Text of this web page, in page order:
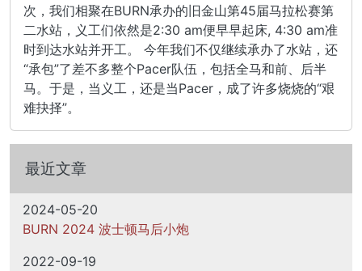
次，我们相聚在BURN承办的旧金山第45届马拉松赛第
二水站，义工们依然是2:30 am便早早起床, 4:30 am准
时到达水站并开工。 今年我们不仅继续承办了水站，还
“承包”了差不多整个Pacer队伍，包括全马和前、后半
马。于是，当义工，还是当Pacer，成了许多烧烧的“艰
难抉择”。
最近文章
2024-05-20
BURN 2024 波士顿马后小炮
2022-09-19